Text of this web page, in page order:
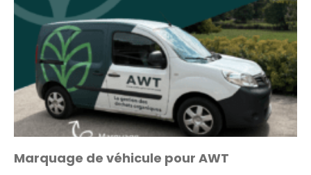
Marquage de véhicule pour AWT